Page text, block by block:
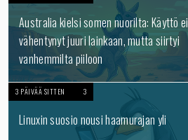
Australia kielsi somen nuorilta: Käyttö ei
vähentynyt juuri lainkaan, mutta siirtyi
vanhemmilta piiloon
3 PÄIVÄÄ SITTEN 3
Linuxin suosio nousi haamurajan yli